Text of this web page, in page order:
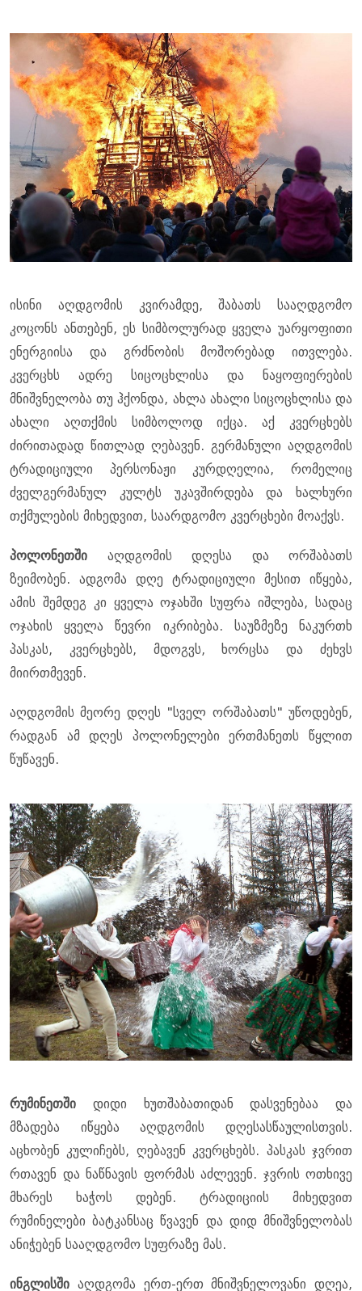
ისინი აღდგომის კვირამდე, შაბათს სააღდგომო
კოცონს ანთებენ, ეს სიმბოლურად ყველა უარყოფითი
ენერგიისა და გრძნობის მოშორებად ითვლება.
კვერცხს ადრე სიცოცხლისა და ნაყოფიერების
მნიშვნელობა თუ ჰქონდა, ახლა ახალი სიცოცხლისა და
ახალი აღთქმის სიმბოლოდ იქცა. აქ კვერცხებს
ძირითადად წითლად ღებავენ. გერმანული აღდგომის
ტრადიციული პერსონაჟი კურდღელია, რომელიც
ძველგერმანულ კულტს უკავშირდება და ხალხური
თქმულების მიხედვით, საარდგომო კვერცხები მოაქვს.
პოლონეთში აღდგომის დღესა და ორშაბათს
ზეიმობენ. ადგომა დღე ტრადიციული მესით იწყება,
ამის შემდეგ კი ყველა ოჯახში სუფრა იშლება, სადაც
ოჯახის ყველა წევრი იკრიბება. საუზმეზე ნაკურთხ
პასკას, კვერცხებს, მდოგვს, ხორცსა და ძეხვს
მიირთმევენ.
აღდგომის მეორე დღეს "სველ ორშაბათს" უწოდებენ,
რადგან ამ დღეს პოლონელები ერთმანეთს წყლით
წუწავენ.
რუმინეთში დიდი ხუთშაბათიდან დასვენებაა და
მზადება იწყება აღდგომის დღესასწაულისთვის.
აცხობენ კულიჩებს, ღებავენ კვერცხებს. პასკას ჯვრით
რთავენ და ნაწნავის ფორმას აძლევენ. ჯვრის ოთხივე
მხარეს ხაჭოს დებენ. ტრადიციის მიხედვით
რუმინელები ბატკანსაც წვავენ და დიდ მნიშვნელობას
ანიჭებენ სააღდგომო სუფრაზე მას.
ინგლისში აღდგომა ერთ-ერთ მნიშვნელოვანი დღეა,